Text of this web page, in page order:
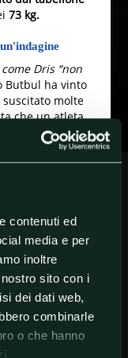
contenuti ed
media e per
inoltre
sito con i
dei dati web,
combinarle
o che hanno
73 kg.
Dris “non
Butbul ha vinto
suscitato molte
che un atleta
di gareggiare
politici. LaFIJha
mentre il